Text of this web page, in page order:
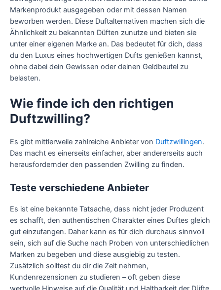
Markenprodukt ausgegeben oder mit dessen Namen
beworben werden. Diese Duftalternativen machen sich die
Ähnlichkeit zu bekannten Düften zunutze und bieten sie
unter einer eigenen Marke an. Das bedeutet für dich, dass
du den Luxus eines hochwertigen Dufts genießen kannst,
ohne dabei dein Gewissen oder deinen Geldbeutel zu
belasten.
Wie finde ich den richtigen
Duftzwilling?
Es gibt mittlerweile zahlreiche Anbieter von Duftzwillingen.
Das macht es einerseits einfacher, aber andererseits auch
herausfordernder den passenden Zwilling zu finden.
Teste verschiedene Anbieter
Es ist eine bekannte Tatsache, dass nicht jeder Produzent
es schafft, den authentischen Charakter eines Duftes gleich
gut einzufangen. Daher kann es für dich durchaus sinnvoll
sein, sich auf die Suche nach Proben von unterschiedlichen
Marken zu begeben und diese ausgiebig zu testen.
Zusätzlich solltest du dir die Zeit nehmen,
Kundenrezensionen zu studieren – oft geben diese